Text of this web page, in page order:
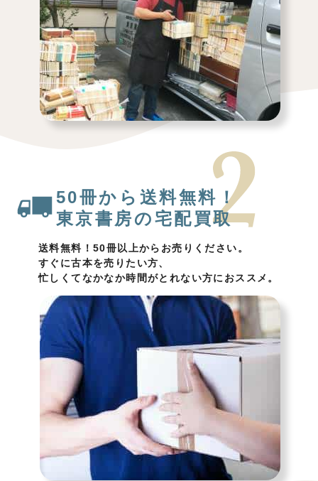
50冊から送料無料！
東京書房の宅配買取
送料無料！50冊以上からお売りください。
すぐに古本を売りたい方、
忙しくてなかなか時間がとれない方におススメ。